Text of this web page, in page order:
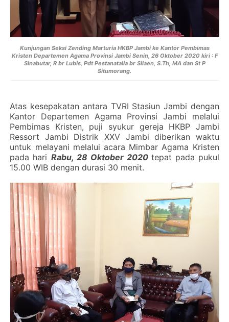
Kunjungan Seksi Zending Marturia HKBP Jambi ke Kantor Pembimas
Kristen Departemen Agama Provinsi Jambi Senin, 26 Oktober 2020 kiri : F
Sinabutar, R br Lubis, Pdt Pestanatalia br Silaen, S.Th, MA dan St P
Situmorang.
Atas kesepakatan antara TVRI Stasiun Jambi dengan
Kantor Departemen Agama Provinsi Jambi melalui
Pembimas Kristen, puji syukur gereja HKBP Jambi
Ressort Jambi Distrik XXV Jambi diberikan waktu
untuk melayani melalui acara Mimbar Agama Kristen
pada hari Rabu, 28 Oktober 2020 tepat pada pukul
15.00 WIB dengan durasi 30 menit.